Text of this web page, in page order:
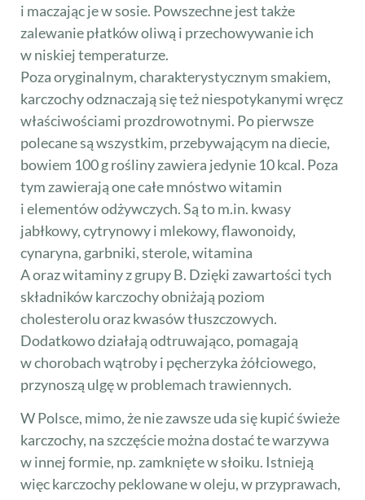
i maczając je w sosie. Powszechne jest także
zalewanie płatków oliwą i przechowywanie ich
w niskiej temperaturze.
Poza oryginalnym, charakterystycznym smakiem,
karczochy odznaczają się też niespotykanymi wręcz
właściwościami prozdrowotnymi. Po pierwsze
polecane są wszystkim, przebywającym na diecie,
bowiem 100 g rośliny zawiera jedynie 10 kcal. Poza
tym zawierają one całe mnóstwo witamin
i elementów odżywczych. Są to m.in. kwasy
jabłkowy, cytrynowy i mlekowy, flawonoidy,
cynaryna, garbniki, sterole, witamina
A oraz witaminy z grupy B. Dzięki zawartości tych
składników karczochy obniżają poziom
cholesterolu oraz kwasów tłuszczowych.
Dodatkowo działają odtruwająco, pomagają
w chorobach wątroby i pęcherzyka żółciowego,
przynoszą ulgę w problemach trawiennych.
W Polsce, mimo, że nie zawsze uda się kupić świeże
karczochy, na szczęście można dostać te warzywa
w innej formie, np. zamknięte w słoiku. Istnieją
więc karczochy peklowane w oleju, w przyprawach,